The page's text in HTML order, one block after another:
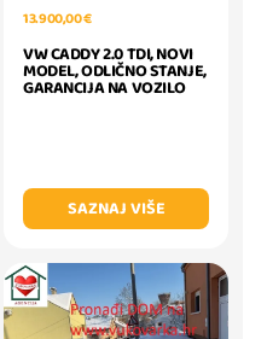
13.900,00 €
VW CADDY 2.0 TDI, NOVI
MODEL, ODLIČNO STANJE,
GARANCIJA NA VOZILO
SAZNAJ VIŠE